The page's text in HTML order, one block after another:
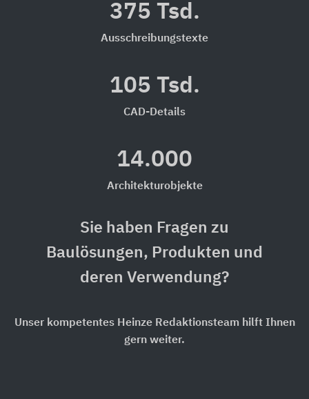
375 Tsd.
Ausschreibungstexte
105 Tsd.
CAD-Details
14.000
Architekturobjekte
Sie haben Fragen zu
Baulösungen, Produkten und
deren Verwendung?
Unser kompetentes Heinze Redaktionsteam hilft Ihnen
gern weiter.